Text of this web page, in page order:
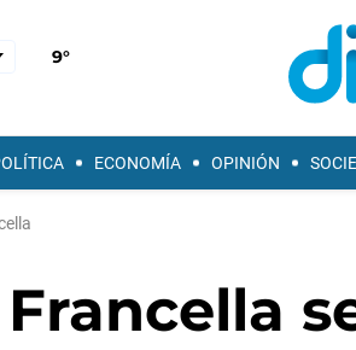
9°
ECONOMÍA OPINIÓN